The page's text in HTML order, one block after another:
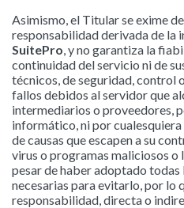
Asimismo, el Titular se exime
responsabilidad derivada de la
SuitePro, y no garantiza la
continuidad del servicio ni de
técnicos, de seguridad, control
fallos debidos al servidor que
intermediarios o proveedores,
informático, ni por
de causas que escapen a su
virus o programas maliciosos o
pesar de haber adoptado
necesarias para evitarlo, por lo
responsabilidad, directa o